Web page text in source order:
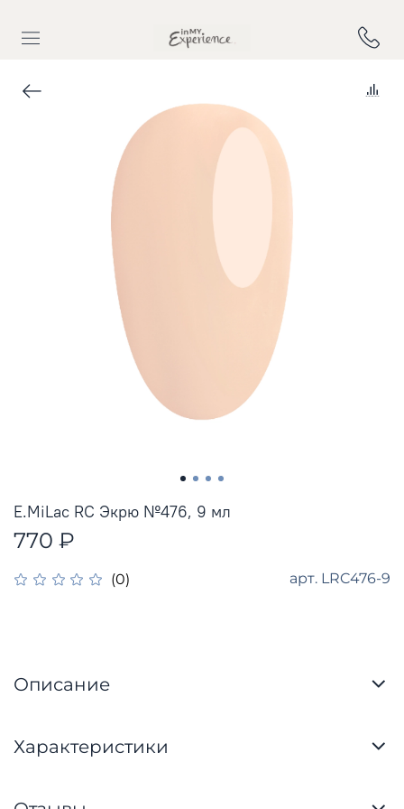
(0) арт. LRC476-9
E.MiLac RC Экрю №476, 9 мл
770 ₽
Описание
Характеристики